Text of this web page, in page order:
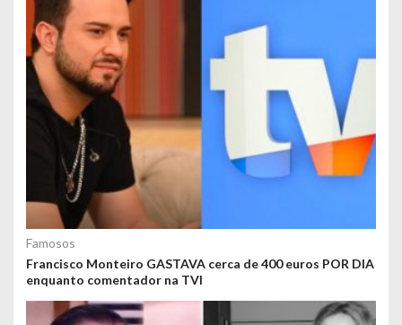
Famosos
Francisco Monteiro GASTAVA cerca de 400 euros POR DIA
enquanto comentador na TVI